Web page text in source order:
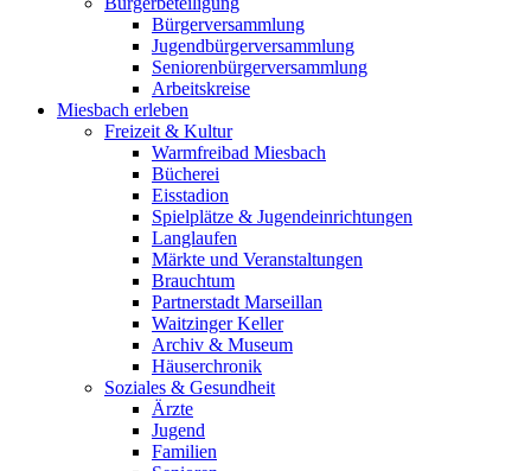
Bürgerversammlung
Jugendbürgerversammlung
Seniorenbürgerversammlung
Arbeitskreise
Miesbach erleben
Freizeit & Kultur
Warmfreibad Miesbach
Bücherei
Eisstadion
Spielplätze & Jugendeinrichtungen
Langlaufen
Märkte und Veranstaltungen
Brauchtum
Partnerstadt Marseillan
Waitzinger Keller
Archiv & Museum
Häuserchronik
Soziales & Gesundheit
Ärzte
Jugend
Familien